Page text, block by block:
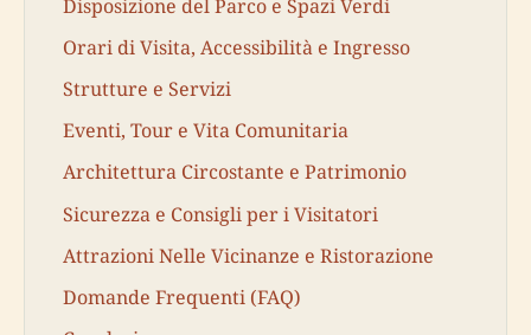
Disposizione del Parco e Spazi Verdi
Orari di Visita, Accessibilità e Ingresso
Strutture e Servizi
Eventi, Tour e Vita Comunitaria
Architettura Circostante e Patrimonio
Sicurezza e Consigli per i Visitatori
Attrazioni Nelle Vicinanze e Ristorazione
Domande Frequenti (FAQ)